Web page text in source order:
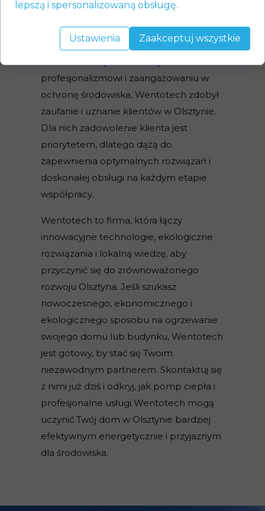
w dziedzinie pomp ciepła, ale także
partnerem, który zapewnia
kompleksowe wsparcie techniczne i
profesjonalizmowi i zaangażowaniu w
ochronę środowiska, Wentotech zdobył
zaufanie i uznanie klientów w Olsztynie.
Dla nich zadowolenie klienta jest
priorytetem, dlatego dążą do
zapewnienia optymalnych rozwiązań i
doskonałej obsługi na każdym etapie
współpracy.
Wentotech to firma, która łączy
innowacyjne technologie, ekologiczne
rozwiązania i lokalną wiedzę, aby
przyczynić się do zrównoważonego
rozwoju Olsztyna. Jeśli szukasz
nowoczesnego, ekonomicznego i
ekologicznego sposobu na ogrzewanie
swojego domu lub budynku, Wentotech
jest gotowy, by stać się Twoim
niezawodnym partnerem. Skontaktuj się
z nimi już dziś i odkryj, jak pomp ciepła i
profesjonalne usługi Wentotech mogą
uczynić Twój dom w Olsztynie bardziej
efektywnym energetycznie i przyjaznym
dla środowiska.
lepszą i spersonalizowaną obsługę.
Ustawienia Zaakceptuj wszystkie